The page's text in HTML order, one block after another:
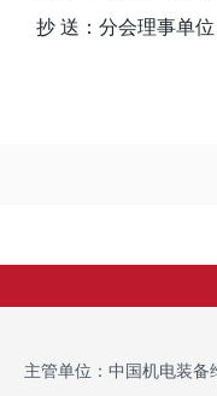
抄 送：分会理事单
主管单位：中国机电装备